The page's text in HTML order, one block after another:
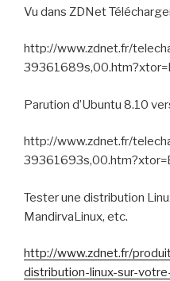
Vu dans ZDNet
http://www.zdnet.fr/
Parution d’Ubuntu 8.10
http://www.zdnet.fr/
Tester une distribution
MandirvaLinux, etc.
http://www.zdnet.fr/
distribution-linux-sur-